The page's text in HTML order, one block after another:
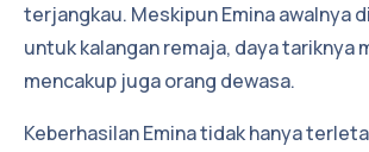
terjangkau. Meskipun Emina awalnya
untuk kalangan remaja, daya tariknya
mencakup juga orang dewasa.
Keberhasilan Emina tidak hanya